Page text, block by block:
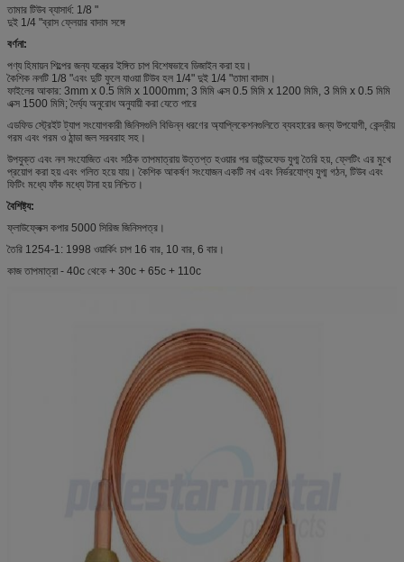
তামার টিউব ব্যাসার্ধ: 1/8 "
দুই 1/4 "ব্রাস ফ্লেয়ার বাদাম সঙ্গে
বর্ণনা:
পণ্য হিমায়ন শিল্পের জন্য যন্ত্রের ইঙ্গিত চাপ বিশেষভাবে ডিজাইন করা হয়।
কৈশিক নলটি 1/8 "এবং দুটি ফুলে যাওয়া টিউব হল 1/4" দুই 1/4 "তামা বাদাম।
ফাইলের আকার: 3mm x 0.5 মিমি x 1000mm; 3 মিমি এক্স 0.5 মিমি x 1200 মিমি, 3 মিমি x 0.5 মিমি
এক্স 1500 মিমি; দৈর্ঘ্য অনুরোধ অনুযায়ী করা যেতে পারে
এডফিড স্ট্রেইট ট্যাপ সংযোগকারী জিনিসগুলি বিভিন্ন ধরণের অ্যাপ্লিকেশনগুলিতে ব্যবহারের জন্য উপযোগী, কেন্দ্রীয়
গরম এবং গরম ও ঠান্ডা জল সরবরাহ সহ।
উপযুক্ত এবং নল সংযোজিত এবং সঠিক তাপমাত্রায় উত্তপ্ত হওয়ার পর ডাইন্ডফেড যুগ্ম তৈরি হয়, ফ্লেটিং এর মুখে
প্রয়োগ করা হয় এবং গলিত হয়ে যায়। কৈশিক আকর্ষণ সংযোজন একটি নখ এবং নির্ভরযোগ্য যুগ্ম গঠন, টিউব এবং
ফিটিং মধ্যে ফাঁক মধ্যে টানা হয় নিশ্চিত।
বৈশিষ্ট্য:
ফ্লাউফ্লেক্স কপার 5000 সিরিজ জিনিসপত্র।
তৈরি 1254-1: 1998 ওয়ার্কিং চাপ 16 বার, 10 বার, 6 বার।
কাজ তাপমাত্রা - 40c থেকে + 30c + 65c + 110c